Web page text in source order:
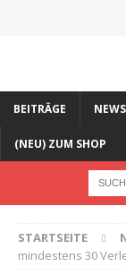
BEITRÄGE NEWS
(NEU) ZUM SHOP
STARTSEITE
mindestens 30